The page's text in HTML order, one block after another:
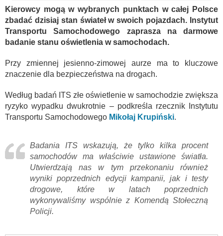
Kierowcy mogą w wybranych punktach w całej Polsce
zbadać dzisiaj stan świateł w swoich pojazdach. Instytut
Transportu Samochodowego zaprasza na darmowe
badanie stanu oświetlenia w samochodach.
Przy zmiennej jesienno-zimowej aurze ma to kluczowe
znaczenie dla bezpieczeństwa na drogach.
Według badań ITS złe oświetlenie w samochodzie zwiększa
ryzyko wypadku dwukrotnie – podkreśla rzecznik Instytutu
Transportu Samochodowego Mikołaj Krupiński.
Badania ITS wskazują, że tylko kilka procent
samochodów ma właściwie ustawione światła.
Utwierdzają nas w tym przekonaniu również
wyniki poprzednich edycji kampanii, jak i testy
drogowe, które w latach poprzednich
wykonywaliśmy wspólnie z Komendą Stołeczną
Policji.